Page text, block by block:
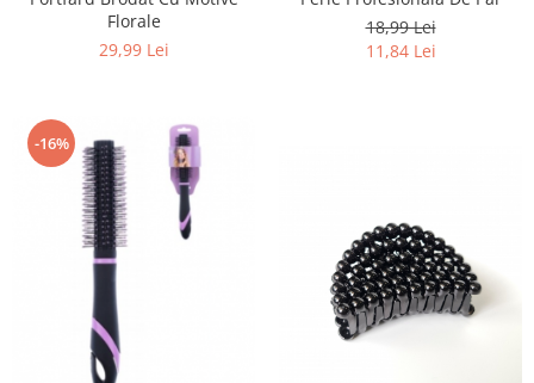
Florale
29,99 Lei
18,99 Lei
11,84 Lei
-16%